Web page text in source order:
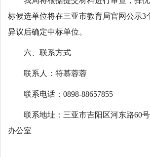
标候选单位将在三亚市教育局官网公示3
异议后确定中标单位。
六、联系方式
联系人：符慕蓉蓉
联系电话：0898-88657855
联系地址：三亚市吉阳区河东路60
办公室